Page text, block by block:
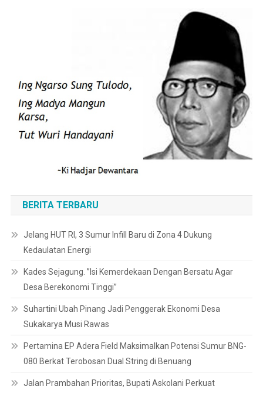
BERITA TERBARU
Jelang HUT RI, 3 Sumur Infill Baru di Zona 4 Dukung
Kedaulatan Energi
Kades Sejagung. ”Isi Kemerdekaan Dengan Bersatu Agar
Desa Berekonomi Tinggi”
Suhartini Ubah Pinang Jadi Penggerak Ekonomi Desa
Sukakarya Musi Rawas
Pertamina EP Adera Field Maksimalkan Potensi Sumur BNG-
080 Berkat Terobosan Dual String di Benuang
Jalan Prambahan Prioritas, Bupati Askolani Perkuat